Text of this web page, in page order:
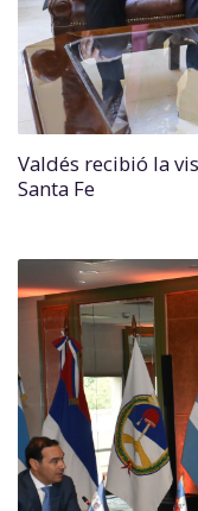
Valdés recibió la
Santa Fe